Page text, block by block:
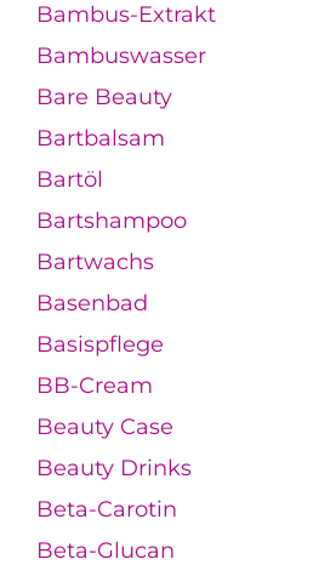
Bambus-Extrakt
Bambuswasser
Bare Beauty
Bartbalsam
Bartöl
Bartshampoo
Bartwachs
Basenbad
Basispflege
BB-Cream
Beauty Case
Beauty Drinks
Beta-Carotin
Beta-Glucan